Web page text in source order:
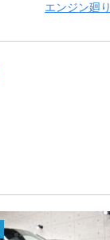
エンジン廻り